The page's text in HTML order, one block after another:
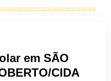
em SÃO
CIDA